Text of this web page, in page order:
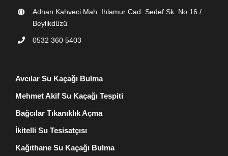
Adnan Kahveci Mah. Ihlamur Cad. Sedef Sk. No:16 /
Beylikdüzü
0532 360 5403
Avcılar Su Kaçağı Bulma
Mehmet Akif Su Kaçağı Tespiti
Bağcılar Tıkanıklık Açma
İkitelli Su Tesisatçısı
Kağıthane Su Kaçağı Bulma